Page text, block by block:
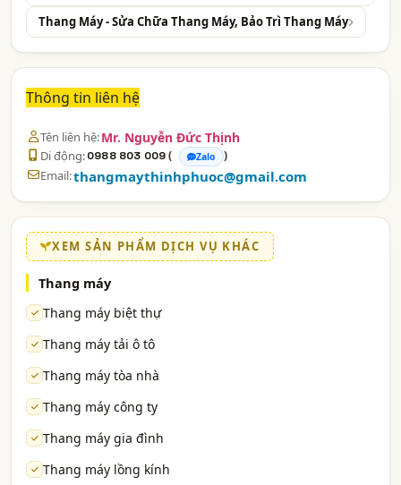
Thang Máy - Sửa Chữa Thang Máy, Bảo Trì Thang Máy
Thông tin liên hệ
Tên liên hệ:Mr. Nguyễn Đức Thịnh
Di động:0988 803 009( Zalo )
Email:thangmaythinhphuoc@gmail.com
XEM SẢN PHẨM DỊCH VỤ KHÁC
Thang máy
Thang máy biệt thự
Thang máy tải ô tô
Thang máy tòa nhà
Thang máy công ty
Thang máy gia đình
Thang máy lồng kính